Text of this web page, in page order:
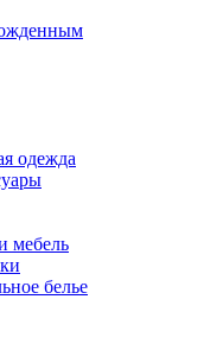
одежда
мебель
белье